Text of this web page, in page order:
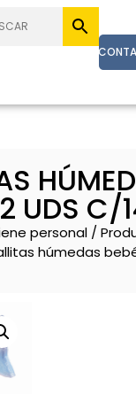
UDS C/
personal/
húmedas